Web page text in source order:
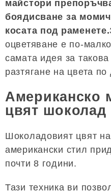
майстори
боядисване за
косата под раменете.
оцветяване е по-
самата идея за
разтягане на цвета
Американско
цвят шоколад
Шоколадовият цвят
американски стил
почти 8 години.
Тази техника ви